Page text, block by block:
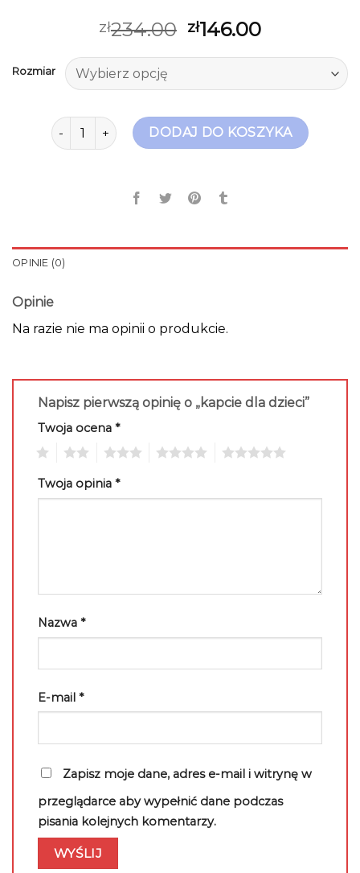
zł234.00 zł146.00
Rozmiar
ilość kapcie dla dzieciDODAJ DO KOSZYKA
OPINIE (0)
Opinie
Na razie nie ma opinii o produkcie.
Napisz pierwszą opinię o „kapcie dla dzieci”
Twoja ocena *
Twoja opinia *
Nazwa *
E-mail *
Zapisz moje dane, adres e-mail i witrynę w
przeglądarce aby wypełnić dane podczas
pisania kolejnych komentarzy.